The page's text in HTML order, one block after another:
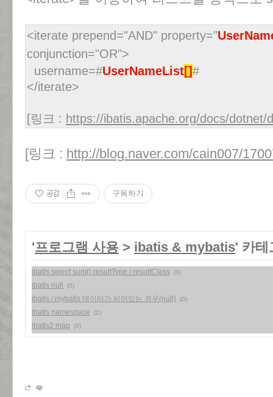
<iterate prepend="AND" property="
conjunction="OR">
username=#UserNameList[]#
</iterate>
[링크 : https://ibatis.apache.org/docs/dotnet/
[링크 : http://blog.naver.com/cain007/
공감 구독하기
'프로그램 사용 > ibatis & mybatis' 카테
ibatis select sum() resultType / resultClass (0)
ibatis null (0)
ibatis / mybatis 데이터가 비어있는 경우(null) (0)
ibatis namespace (2)
ibatis2 map (0)